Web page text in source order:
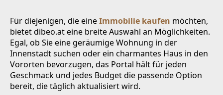
Für diejenigen, die eineImmobilie kaufen möchten,
bietet dibeo.at eine breite Auswahl an Möglichkeiten.
Egal, ob Sie eine geräumige Wohnung in der
Innenstadt suchen oder ein charmantes Haus in den
Vororten bevorzugen, das Portal hält für jeden
Geschmack und jedes Budget die passende Option
bereit, die täglich aktualisiert wird.